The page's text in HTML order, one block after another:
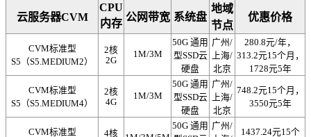
云服务器CVM
CPU
内存
公网带宽 系统盘
地域
节点
优惠价格
CVM标准型
S5（S5.MEDIUM2）
2核
2G
1M/3M
50G 通用
型SSD云
硬盘
广州/
上海/
北京
280.8元/年，
313.2元15个月，
1728元5年
CVM标准型
S5（S5.MEDIUM4）
2核
4G
1M/3M
50G 通用
型SSD云
硬盘
广州/
上海/
北京
748.2元15个月，
3550元5年
CVM标准型
4核
50G 通用 广州/
1437.24元15个